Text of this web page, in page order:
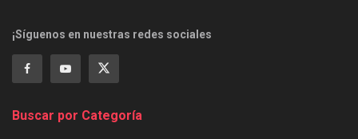
¡Síguenos en nuestras redes sociales
Buscar por Categoría